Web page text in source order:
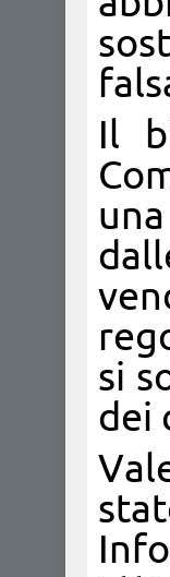
Il
si
dei